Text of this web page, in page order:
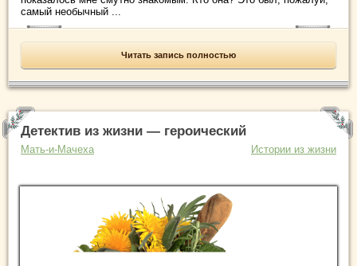
самый необычный ...
Читать запись полностью
Детектив из жизни — героический
Мать-и-Мачеха Истории из жизни